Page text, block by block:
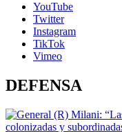
YouTube
Twitter
Instagram
TikTok
Vimeo
DEFENSA